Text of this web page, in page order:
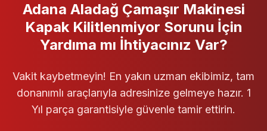
Adana Aladağ Çamaşır Makinesi
Kapak Kilitlenmiyor Sorunu İçin
Yardıma mı İhtiyacınız Var?
Vakit kaybetmeyin! En yakın uzman ekibimiz, tam
donanımlı araçlarıyla adresinize gelmeye hazır. 1
Yıl parça garantisiyle güvenle tamir ettirin.